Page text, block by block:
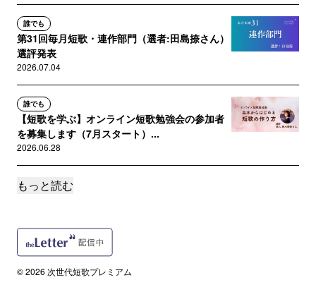
誰でも
第31回毎月短歌・連作部門（選者:田島捺さん）
選評発表
2026.07.04
誰でも
【短歌を学ぶ】オンライン短歌勉強会の参加者
を募集します（7月スタート）...
2026.06.28
誰でも
誰でも
【毎月短歌】5月にあなたが作った短歌と連作を
募集中です
もっと読む
© 2026 次世代短歌プレミアム